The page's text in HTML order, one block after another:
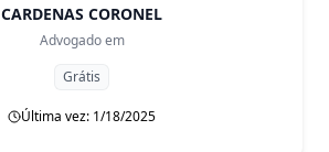
CARDENAS CORONEL
Advogado em
Grátis
Última vez: 1/18/2025